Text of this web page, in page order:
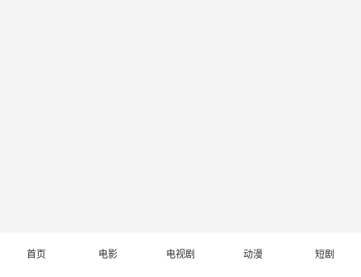
首页 电影 电视剧 动漫 短剧